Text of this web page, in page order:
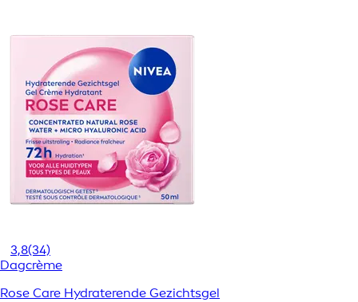
3,8(34)
Dagcrème
Rose Care Hydraterende Gezichtsgel